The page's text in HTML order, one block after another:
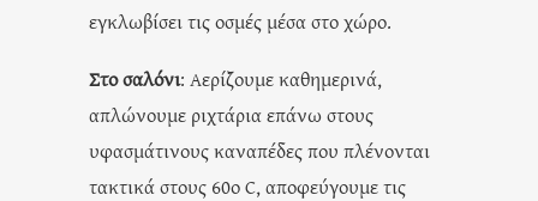
εγκλωβίσει τις οσμές μέσα στο χώρο.
Στο σαλόνι: Αερίζουμε καθημερινά,
απλώνουμε ριχτάρια επάνω στους
υφασμάτινους καναπέδες που πλένονται
τακτικά στους 60ο C, αποφεύγουμε τις